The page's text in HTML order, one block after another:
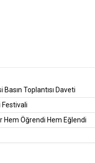
Basın Toplantısı Daveti
Hem Öğrendi Hem Eğlendi